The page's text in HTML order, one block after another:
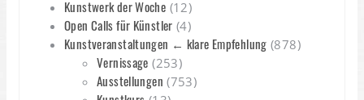
Kunstwerk der Woche (12)
Open Calls für Künstler (4)
Kunstveranstaltungen ← klare Empfehlung (878)
Vernissage (253)
Ausstellungen (753)